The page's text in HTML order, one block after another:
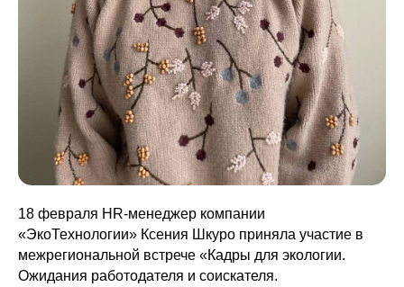
18 февраля HR-менеджер компании
«ЭкоТехнологии» Ксения Шкуро приняла участие в
межрегиональной встрече «Кадры для экологии.
Ожидания работодателя и соискателя.